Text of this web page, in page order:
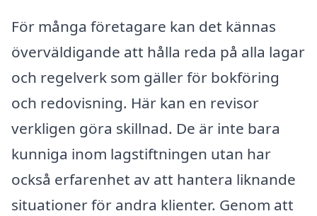
För många företagare kan det kännas
överväldigande att hålla reda på alla lagar
och regelverk som gäller för bokföring
och redovisning. Här kan en revisor
verkligen göra skillnad. De är inte bara
kunniga inom lagstiftningen utan har
också erfarenhet av att hantera liknande
situationer för andra klienter. Genom att